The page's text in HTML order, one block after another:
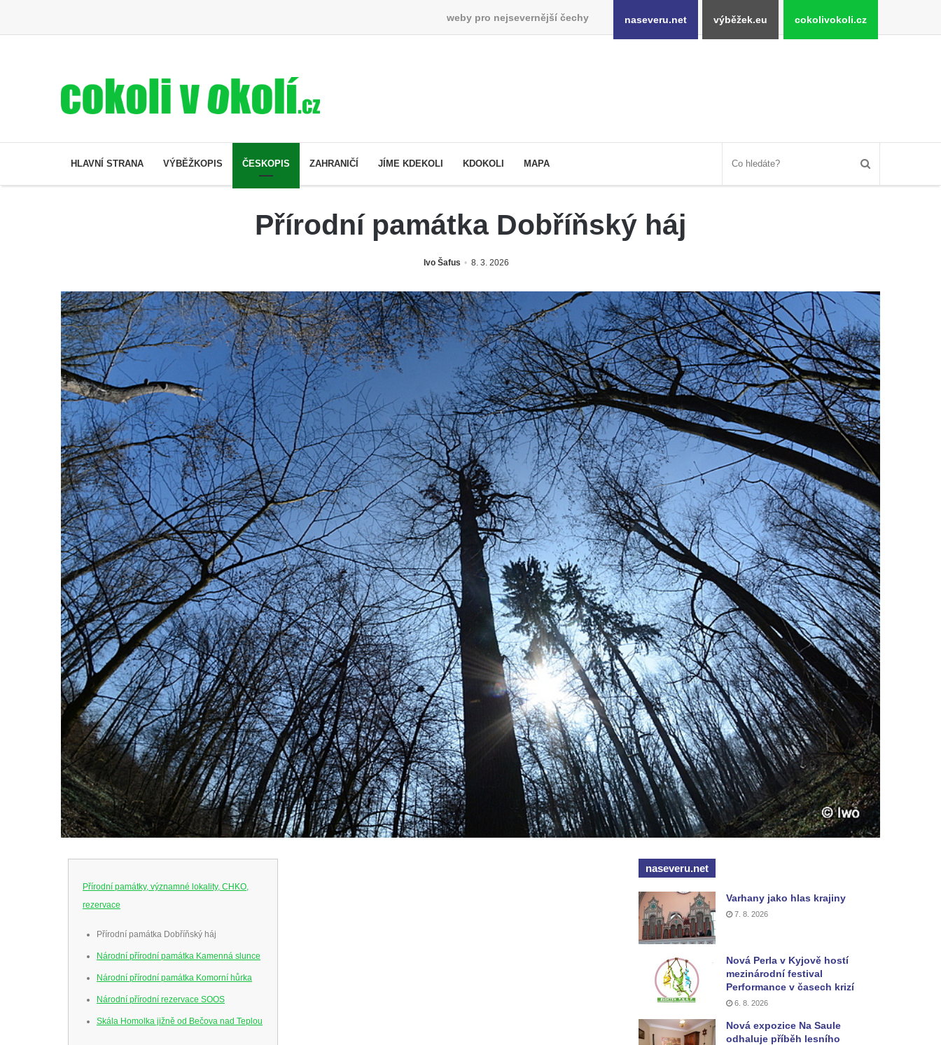
weby pro nejsevernější čechy naseveru.net výběžek.eu cokolivokoli.cz
HLAVNÍ STRANA VÝBĚŽKOPIS ČESKOPIS ZAHRANIČÍ JÍME KDEKOLI KDOKOLI MAPA
Přírodní památka Dobříňský háj
Ivo Šafus 8. 3. 2026
Přírodní památky, významné lokality, CHKO,
rezervace
Přírodní památka Dobříňský háj
Národní přírodní památka Kamenná slunce
Národní přírodní památka Komorní hůrka
Národní přírodní rezervace SOOS
Skála Homolka jižně od Bečova nad Teplou
naseveru.net
Varhany jako hlas krajiny
7. 8. 2026
Nová Perla v Kyjově hostí
mezinárodní festival
Performance v časech krizí
6. 8. 2026
Nová expozice Na Saule
odhaluje příběh lesního